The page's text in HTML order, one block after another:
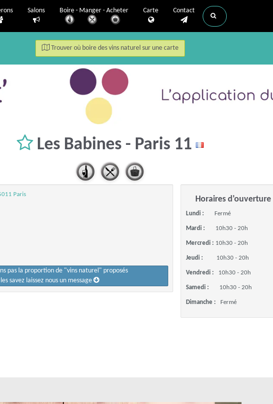
Salons Boire - Manger - Acheter Carte Contact
Trouver où boire des vins naturel sur une carte
Les Babines - Paris 11
Paris
pas la proportion de "vins naturel" proposés
savez laissez nous un message
Horaires d'ouverture
Lundi : Fermé
Mardi : 10h30 - 20h
Mercredi : 10h30 - 20h
Jeudi : 10h30 - 20h
Vendredi : 10h30 - 20h
Samedi : 10h30 - 20h
Dimanche : Fermé